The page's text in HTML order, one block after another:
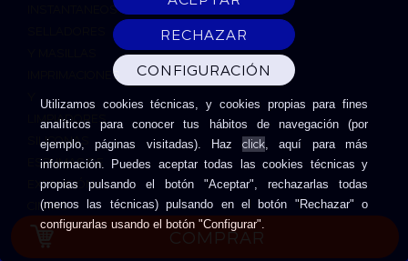
Utilizamos cookies técnicas, y cookies propias para fines
analíticos para conocer tus hábitos de navegación (por
ejemplo, páginas visitadas). Hazclick, aquí para más
información. Puedes aceptar todas las cookies técnicas y
propias pulsando el botón "Aceptar", rechazarlas todas
(menos las técnicas) pulsando en el botón "Rechazar" o
configurarlas usando el botón "Configurar".
INSTANTANEOS
IMPRIMACIONES
LIMPIADORES
SILICONAS
ESPUMAS DE
EXPANSIÓN
CINTAS
ADHESIVAS
HERRAMIENTAS
COMPRAR